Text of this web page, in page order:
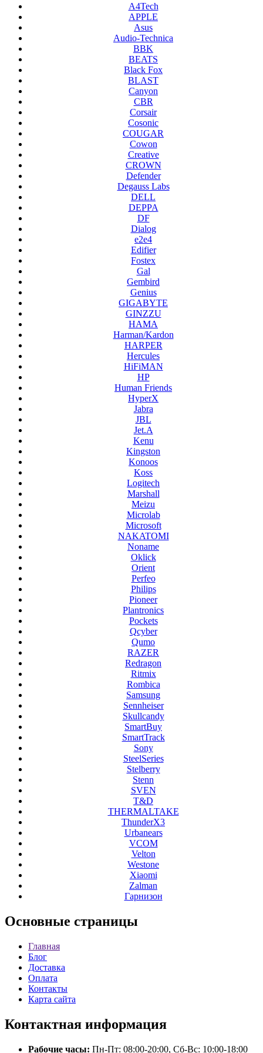
A4Tech
APPLE
Asus
Audio-Technica
BBK
BEATS
Black Fox
BLAST
Canyon
CBR
Corsair
Cosonic
COUGAR
Cowon
Creative
CROWN
Defender
Degauss Labs
DELL
DEPPA
DF
Dialog
e2e4
Edifier
Fostex
Gal
Gembird
Genius
GIGABYTE
GINZZU
HAMA
Harman/Kardon
HARPER
Hercules
HiFiMAN
HP
Human Friends
HyperX
Jabra
JBL
Jet.A
Kenu
Kingston
Konoos
Koss
Logitech
Marshall
Meizu
Microlab
Microsoft
NAKATOMI
Noname
Oklick
Orient
Perfeo
Philips
Pioneer
Plantronics
Pockets
Qcyber
Qumo
RAZER
Redragon
Ritmix
Rombica
Samsung
Sennheiser
Skullcandy
SmartBuy
SmartTrack
Sony
SteelSeries
Stelberry
Stenn
SVEN
T&D
THERMALTAKE
ThunderX3
Urbanears
VCOM
Velton
Westone
Xiaomi
Zalman
Гарнизон
Основные страницы
Главная
Блог
Доставка
Оплата
Контакты
Карта сайта
Контактная информация
Рабочие часы: Пн-Пт: 08:00-20:00, Сб-Вс: 10:00-18:00